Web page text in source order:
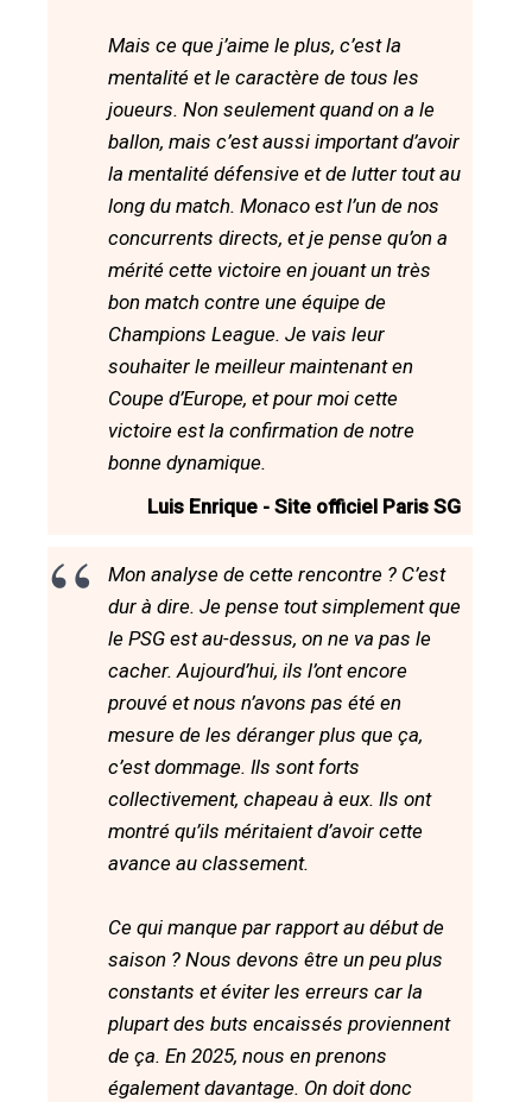
Mais ce que j’aime le plus, c’est la
mentalité et le caractère de tous les
joueurs. Non seulement quand on a le
ballon, mais c’est aussi important d’avoir
la mentalité défensive et de lutter tout au
long du match. Monaco est l’un de nos
concurrents directs, et je pense qu’on a
mérité cette victoire en jouant un très
bon match contre une équipe de
Champions League. Je vais leur
souhaiter le meilleur maintenant en
Coupe d’Europe, et pour moi cette
victoire est la confirmation de notre
bonne dynamique.
Luis Enrique - Site officiel Paris SG
Mon analyse de cette rencontre ? C’est
dur à dire. Je pense tout simplement que
le PSG est au-dessus, on ne va pas le
cacher. Aujourd’hui, ils l’ont encore
prouvé et nous n’avons pas été en
mesure de les déranger plus que ça,
c’est dommage. Ils sont forts
collectivement, chapeau à eux. Ils ont
montré qu’ils méritaient d’avoir cette
avance au classement.
Ce qui manque par rapport au début de
saison ? Nous devons être un peu plus
constants et éviter les erreurs car la
plupart des buts encaissés proviennent
de ça. En 2025, nous en prenons
également davantage. On doit donc